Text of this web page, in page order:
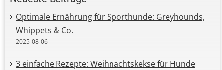
Optimale Ernährung für Sporthunde: Greyhounds,
Whippets & Co.
2025-08-06
3 einfache Rezepte: Weihnachtskekse für Hunde